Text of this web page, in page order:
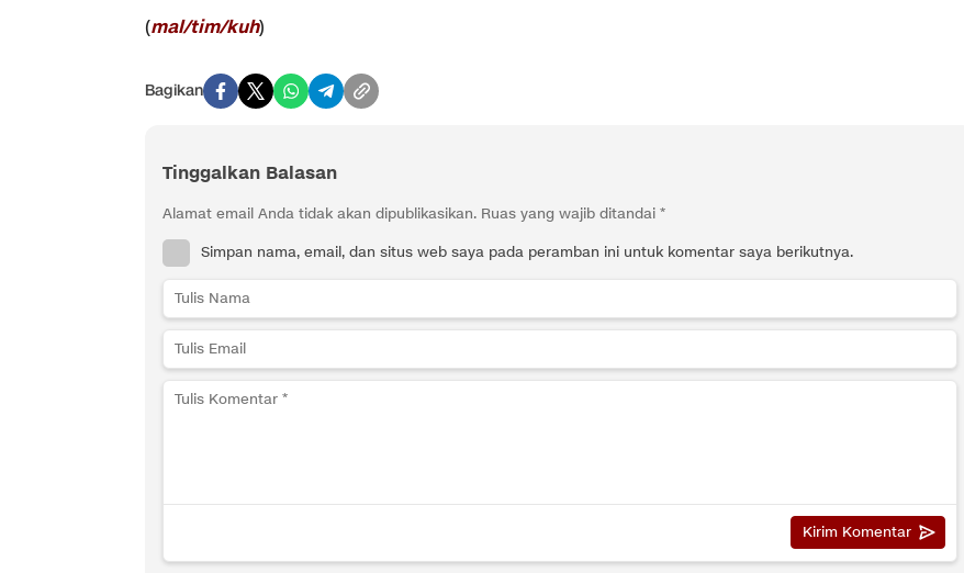
(mal/tim/kuh)
Bagikan
Tinggalkan Balasan
Alamat email Anda tidak akan dipublikasikan. Ruas yang wajib ditandai *
Simpan nama, email, dan situs web saya pada peramban ini untuk komentar saya berikutnya.